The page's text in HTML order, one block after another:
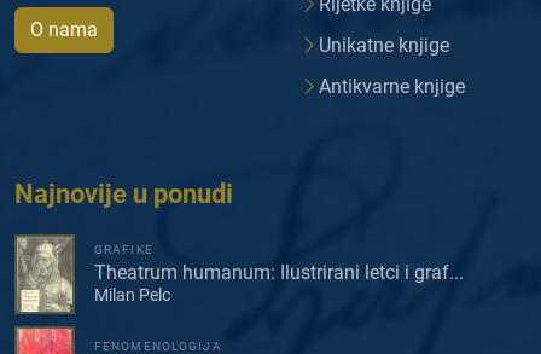
O nama
Unikatne knjige
Antikvarne knjige
Najnovije u ponudi
GRAFIKE
Theatrum humanum: Ilustrirani letci i graf...
Milan Pelc
FENOMENOLOGIJA